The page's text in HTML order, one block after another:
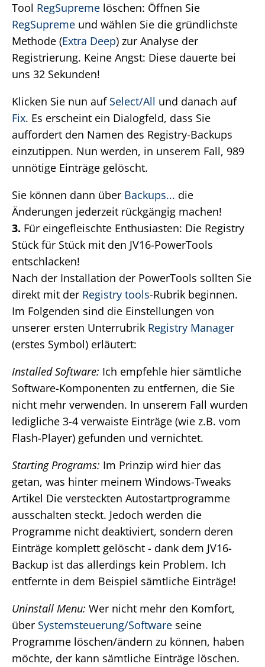
Tool RegSupreme löschen: Öffnen Sie
RegSupreme und wählen Sie die gründlichste
Methode (Extra Deep) zur Analyse der
Registrierung. Keine Angst: Diese dauerte bei
uns 32 Sekunden!
Klicken Sie nun auf Select/All und danach auf
Fix. Es erscheint ein Dialogfeld, dass Sie
auffordert den Namen des Registry-Backups
einzutippen. Nun werden, in unserem Fall, 989
unnötige Einträge gelöscht.
Sie können dann über Backups... die
Änderungen jederzeit rückgängig machen!
3. Für eingefleischte Enthusiasten: Die Registry
Stück für Stück mit den JV16-PowerTools
entschlacken!
Nach der Installation der PowerTools sollten Sie
direkt mit der Registry tools-Rubrik beginnen.
Im Folgenden sind die Einstellungen von
unserer ersten Unterrubrik Registry Manager
(erstes Symbol) erläutert:
Installed Software: Ich empfehle hier sämtliche
Software-Komponenten zu entfernen, die Sie
nicht mehr verwenden. In unserem Fall wurden
ledigliche 3-4 verwaiste Einträge (wie z.B. vom
Flash-Player) gefunden und vernichtet.
Starting Programs: Im Prinzip wird hier das
getan, was hinter meinem Windows-Tweaks
Artikel Die versteckten Autostartprogramme
ausschalten steckt. Jedoch werden die
Programme nicht deaktiviert, sondern deren
Einträge komplett gelöscht - dank dem JV16-
Backup ist das allerdings kein Problem. Ich
entfernte in dem Beispiel sämtliche Einträge!
Uninstall Menu: Wer nicht mehr den Komfort,
über Systemsteuerung/Software seine
Programme löschen/ändern zu können, haben
möchte, der kann sämtliche Einträge löschen.